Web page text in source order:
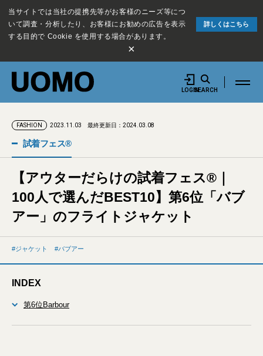
当サイトでは当社の提携先等がお客様のニーズ等につ
いて調査・分析したり、お客様にお勧めの広告を表示
する目的で Cookie を使用する場合があります。
詳しくはこちら
×
LOGINSEARCH
FASHION 2023.11.03 最終更新日：2024.03.08
試着フェス®︎
【アウターだらけの試着フェス®︎｜
100人で選んだBEST10】第6位「バブ
アー」のフライトジャケット
ジャケット バブアー
INDEX
第6位Barbour